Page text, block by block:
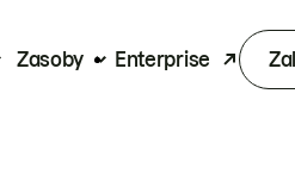
Zasoby Enterprise